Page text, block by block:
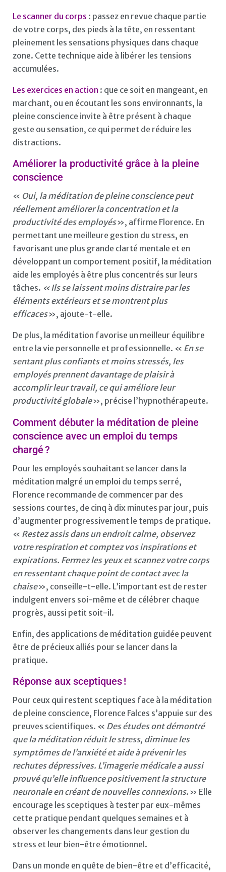
Le scanner du corps : passez en revue chaque partie
de votre corps, des pieds à la tête, en ressentant
pleinement les sensations physiques dans chaque
zone. Cette technique aide à libérer les tensions
accumulées.
Les exercices en action : que ce soit en mangeant, en
marchant, ou en écoutant les sons environnants, la
pleine conscience invite à être présent à chaque
geste ou sensation, ce qui permet de réduire les
distractions.
Améliorer la productivité grâce à la pleine
conscience
« Oui, la méditation de pleine conscience peut
réellement améliorer la concentration et la
productivité des employés», affirme Florence. En
permettant une meilleure gestion du stress, en
favorisant une plus grande clarté mentale et en
développant un comportement positif, la méditation
aide les employés à être plus concentrés sur leurs
tâches. « Ils se laissent moins distraire par les
éléments extérieurs et se montrent plus
efficaces», ajoute-t-elle.
De plus, la méditation favorise un meilleur équilibre
entre la vie personnelle et professionnelle. « En se
sentant plus confiants et moins stressés, les
employés prennent davantage de plaisir à
accomplir leur travail, ce qui améliore leur
productivité globale», précise l’hypnothérapeute.
Comment débuter la méditation de pleine
conscience avec un emploi du temps
chargé ?
Pour les employés souhaitant se lancer dans la
méditation malgré un emploi du temps serré,
Florence recommande de commencer par des
sessions courtes, de cinq à dix minutes par jour, puis
d’augmenter progressivement le temps de pratique.
« Restez assis dans un endroit calme, observez
votre respiration et comptez vos inspirations et
expirations. Fermez les yeux et scannez votre corps
en ressentant chaque point de contact avec la
chaise», conseille-t-elle. L’important est de rester
indulgent envers soi-même et de célébrer chaque
progrès, aussi petit soit-il.
Enfin, des applications de méditation guidée peuvent
être de précieux alliés pour se lancer dans la
pratique.
Réponse aux sceptiques !
Pour ceux qui restent sceptiques face à la méditation
de pleine conscience, Florence Falces s’appuie sur des
preuves scientifiques. « Des études ont démontré
que la méditation réduit le stress, diminue les
symptômes de l’anxiété et aide à prévenir les
rechutes dépressives. L’imagerie médicale a aussi
prouvé qu’elle influence positivement la structure
neuronale en créant de nouvelles connexions. » Elle
encourage les sceptiques à tester par eux-mêmes
cette pratique pendant quelques semaines et à
observer les changements dans leur gestion du
stress et leur bien-être émotionnel.
Dans un monde en quête de bien-être et d’efficacité,